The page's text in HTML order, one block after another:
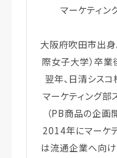
マーケティン
大阪府吹田市出身
際女子大学）卒業
翌年、日清シス
マーケティング部
（PB商品の企画
2014年にマーケ
は流通企業へ向